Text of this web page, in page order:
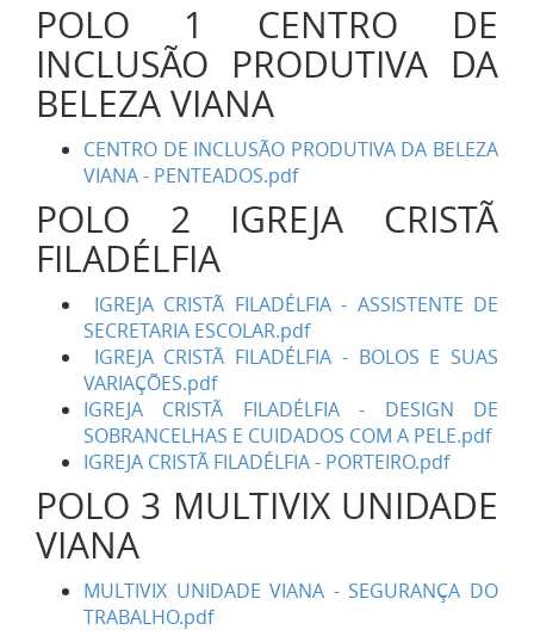
POLO 1 CENTRO DE
INCLUSÃO PRODUTIVA DA
BELEZA VIANA
CENTRO DE INCLUSÃO PRODUTIVA DA BELEZA
VIANA - PENTEADOS.pdf
POLO 2 IGREJA CRISTÃ
FILADÉLFIA
IGREJA CRISTÃ FILADÉLFIA - ASSISTENTE DE
SECRETARIA ESCOLAR.pdf
IGREJA CRISTÃ FILADÉLFIA - BOLOS E SUAS
VARIAÇÕES.pdf
IGREJA CRISTÃ FILADÉLFIA - DESIGN DE
SOBRANCELHAS E CUIDADOS COM A PELE.pdf
IGREJA CRISTÃ FILADÉLFIA - PORTEIRO.pdf
POLO 3 MULTIVIX UNIDADE
VIANA
MULTIVIX UNIDADE VIANA - SEGURANÇA DO
TRABALHO.pdf